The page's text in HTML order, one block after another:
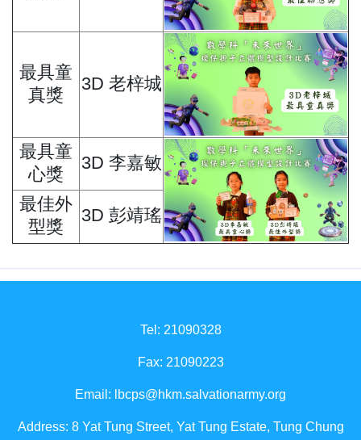
最具童
真獎
3D 老梓城
最具童
心獎
3D 李嘉敏
最佳外
型獎
3D 彭靖瑤
Tel: 21090328
Fax: 21090223
Email: lbcps@hkm.salvationarmy.org
Address: 8 Yat Tung Street, Yat Tung Estate, Tung Chung